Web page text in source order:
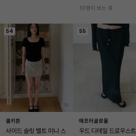
10명이 보는 중
54
쿨키튼
사이드 슬릿 벨트 미니 스
55
애프터글로울
우드 디테일 드로우스트